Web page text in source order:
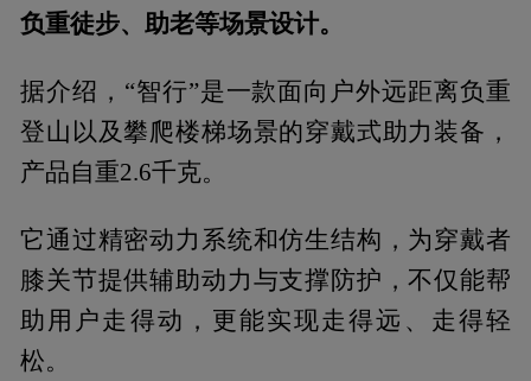
负重徒步、助老等场景设计。
据介绍，“智行”是一款面向户外远距离负重
登山以及攀爬楼梯场景的穿戴式助力装备，
产品自重2.6千克。
它通过精密动力系统和仿生结构，为穿戴者
膝关节提供辅助动力与支撑防护，不仅能帮
助用户走得动，更能实现走得远、走得轻
松。